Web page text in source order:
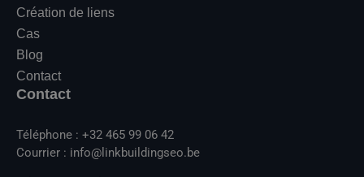
Création de liens
Cas
Blog
Contact
Contact
Téléphone : +32 465 99 06 42
Courrier : info@linkbuildingseo.be